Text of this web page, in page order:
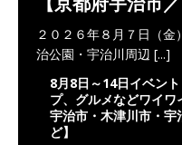
２０２６年８月７日（
治公園・宇治川周辺 [...]
8月8日～14日イベン
プ、グルメなどワイワ
宇治市・木津川市・
ど】